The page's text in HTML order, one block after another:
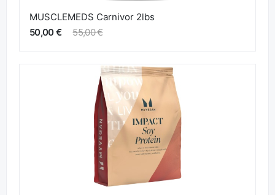
MUSCLEMEDS Carnivor 2lbs
50,00 €
55,00 €